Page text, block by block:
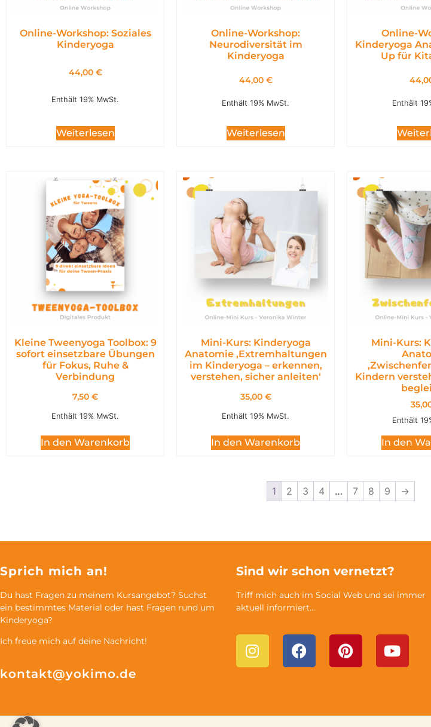
Online-Workshop: Soziales
Kinderyoga
44,00 €
Enthält 19% MwSt.
Weiterlesen
Online-Workshop:
Neurodiversität im
Kinderyoga
44,00 €
Enthält 19% MwSt.
Weiterlesen
Online-
Kinderyoga
Up für
Enthält
Kleine Tweenyoga Toolbox: 9
sofort einsetzbare Übungen
für Fokus, Ruhe &
Verbindung
7,50 €
Enthält 19% MwSt.
In den Warenkorb
Mini-Kurs: Kinderyoga
Anatomie ,Extremhaltungen
im Kinderyoga – erkennen,
verstehen, sicher anleiten‘
35,00 €
Enthält 19% MwSt.
In den Warenkorb
Mini-Kurs:
Kindern
Enthält
In den
1 2 3 4 … 7 8 9 →
Sprich mich an!
Du hast Fragen zu meinem Kursangebot? Suchst
ein bestimmtes Material oder hast Fragen rund um
Kinderyoga?
Ich freue mich auf deine Nachricht!
kontakt@yokimo.de
Sind wir schon vernetzt?
Triff mich auch im Social Web und sei immer
aktuell informiert…